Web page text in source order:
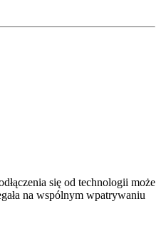
się od technologii może
na wspólnym wpatrywaniu